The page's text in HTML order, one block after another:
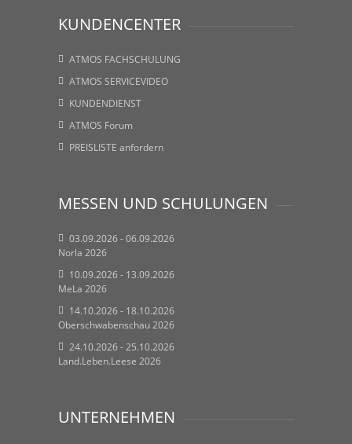
KUNDENCENTER
ATMOS FACHSCHULUNG
ATMOS SERVICEVIDEO
KUNDENDIENST
ATMOS Forum
PREISLISTE anfordern
MESSEN UND SCHULUNGEN
03.09.2026 - 06.09.2026
Norla 2026
10.09.2026 - 13.09.2026
MeLa 2026
14.10.2026 - 18.10.2026
Oberschwabenschau 2026
24.10.2026 - 25.10.2026
Land.Leben.Leese 2026
UNTERNEHMEN